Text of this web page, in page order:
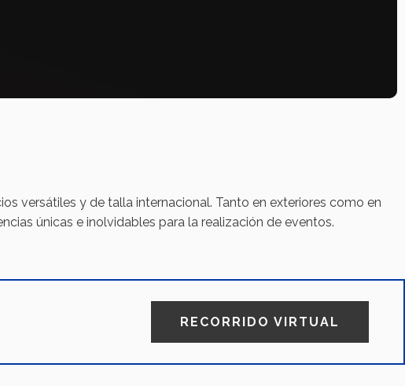
versátiles y de talla internacional. Tanto en exteriores como en
únicas e inolvidables para la realización de eventos.
RECORRIDO VIRTUAL